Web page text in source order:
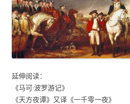
延伸阅读：
《马可·波罗游记》
《天方夜谭》又译《一千零一夜》